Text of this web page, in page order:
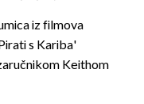
iz filmova
s Kariba'
Keithom